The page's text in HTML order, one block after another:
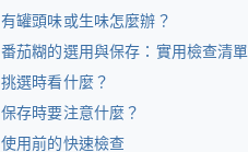
有罐頭味或生味怎麼辦？
番茄糊的選用與保存：實用檢查清單
挑選時看什麼？
保存時要注意什麼？
使用前的快速檢查